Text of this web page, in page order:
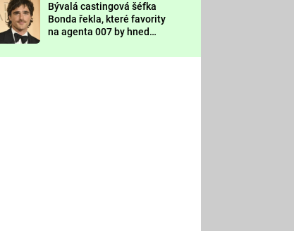
Sledujte nás
Bývalá castingová šéfka
Bonda řekla, které favority
na agenta 007 by hned